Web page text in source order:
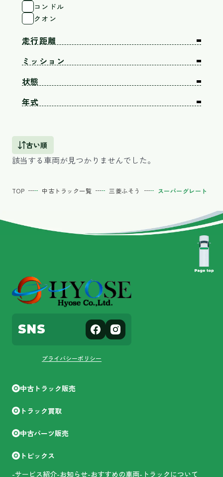
コンドル
クオン
走行距離
ミッション
状態
年式
古い順
該当する車両が見つかりませんでした。
TOP 中古トラック一覧 三菱ふそう スーパーグレート
SNS
プライバシーポリシー
中古トラック販売
トラック買取
中古パーツ販売
トピックス
-サービス紹介-お知らせ-おすすめの車両-トラックについて